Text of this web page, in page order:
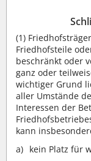
(1)
Friedhofsteile
beschränkt oder
ganz oder
wichtiger Grund
aller Umstände
Interessen der
kann
kein Platz für